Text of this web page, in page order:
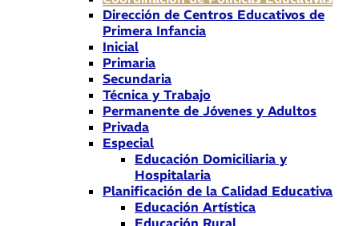
Dirección de Centros Educativos de
Primera Infancia
Inicial
Primaria
Secundaria
Técnica y Trabajo
Permanente de Jóvenes y Adultos
Privada
Especial
Educación Domiciliaria y
Hospitalaria
Planificación de la Calidad Educativa
Educación Artística
Educación Rural